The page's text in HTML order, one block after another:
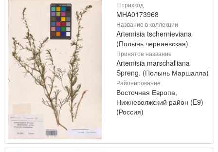
Штрихкод
MHA0173968
Название в коллекции
Artemisia tschernieviana
(Полынь черняевская)
Принятое название
Artemisia marschalliana
Spreng. (Полынь Маршалла)
Районирование
Восточная Европа,
Нижневолжский район (E9)
(Россия)